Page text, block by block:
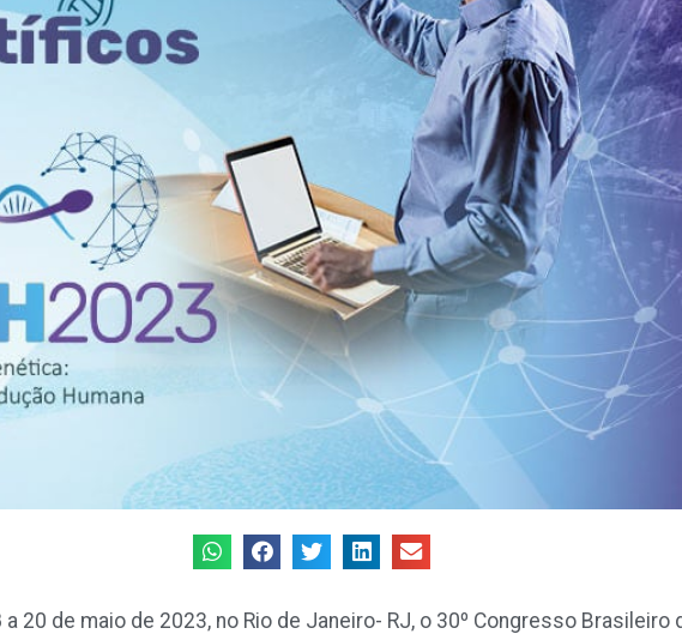
20 de maio de 2023, no Rio de Janeiro- RJ, o 30º Congresso Brasileiro